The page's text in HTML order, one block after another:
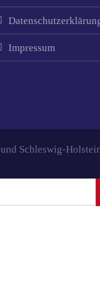
Impressum
Schleswig-